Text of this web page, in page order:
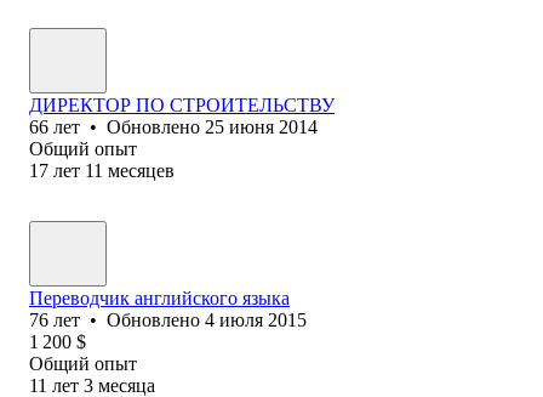
ДИРЕКТОР ПО СТРОИТЕЛЬСТВУ
66 лет • Обновлено 25 июня 2014
Общий опыт
17 лет 11 месяцев
Переводчик английского языка
76 лет • Обновлено 4 июля 2015
1 200 $
Общий опыт
11 лет 3 месяца